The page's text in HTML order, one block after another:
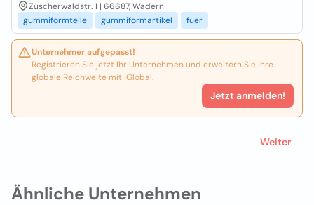
Ähnliche Unternehmen
Züscherwaldstr. 1 | 66687, Wadern
gummiformteile
gummiformartikel fuer
Unternehmer aufgepasst!
Registrieren Sie jetzt Ihr Unternehmen und erweitern Sie Ihre
globale Reichweite mit iGlobal.
Jetzt anmelden!
Weiter